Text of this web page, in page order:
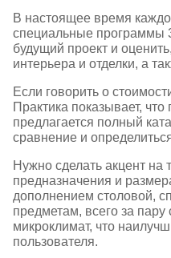
В настоящее время
специальные программы
будущий проект и
интерьера и отделки, а
Если говорить о
Практика показывает,
предлагается полный
сравнение и
Нужно сделать акцент
предназначения и
дополнением столовой,
предметам, всего за пару
микроклимат, что
пользователя.